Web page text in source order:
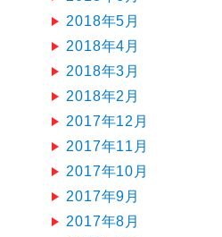
2018年5月
2018年4月
2018年3月
2018年2月
2017年12月
2017年11月
2017年10月
2017年9月
2017年8月